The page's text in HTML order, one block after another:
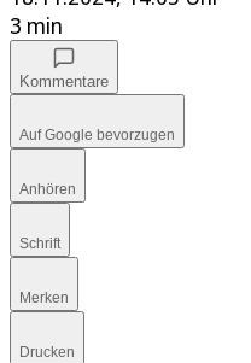
3 min
Kommentare
Auf Google bevorzugen
Anhören
Schrift
Merken
Drucken